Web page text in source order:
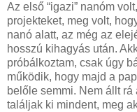
Az első “igazi” nanóm
projekteket, meg volt,
nanó alatt, az még az
hosszú kihagyás után.
próbálkoztam, csak úgy
működik, hogy majd a
belőle semmi. Nem állt
találjak ki mindent, meg